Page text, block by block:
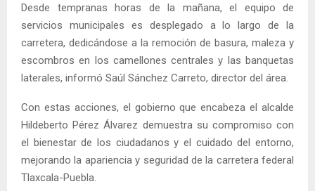
Desde tempranas horas de la mañana, el equipo de
servicios municipales es desplegado a lo largo de la
carretera, dedicándose a la remoción de basura, maleza y
escombros en los camellones centrales y las banquetas
laterales, informó Saúl Sánchez Carreto, director del área.
Con estas acciones, el gobierno que encabeza el alcalde
Hildeberto Pérez Álvarez demuestra su compromiso con
el bienestar de los ciudadanos y el cuidado del entorno,
mejorando la apariencia y seguridad de la carretera federal
Tlaxcala-Puebla.